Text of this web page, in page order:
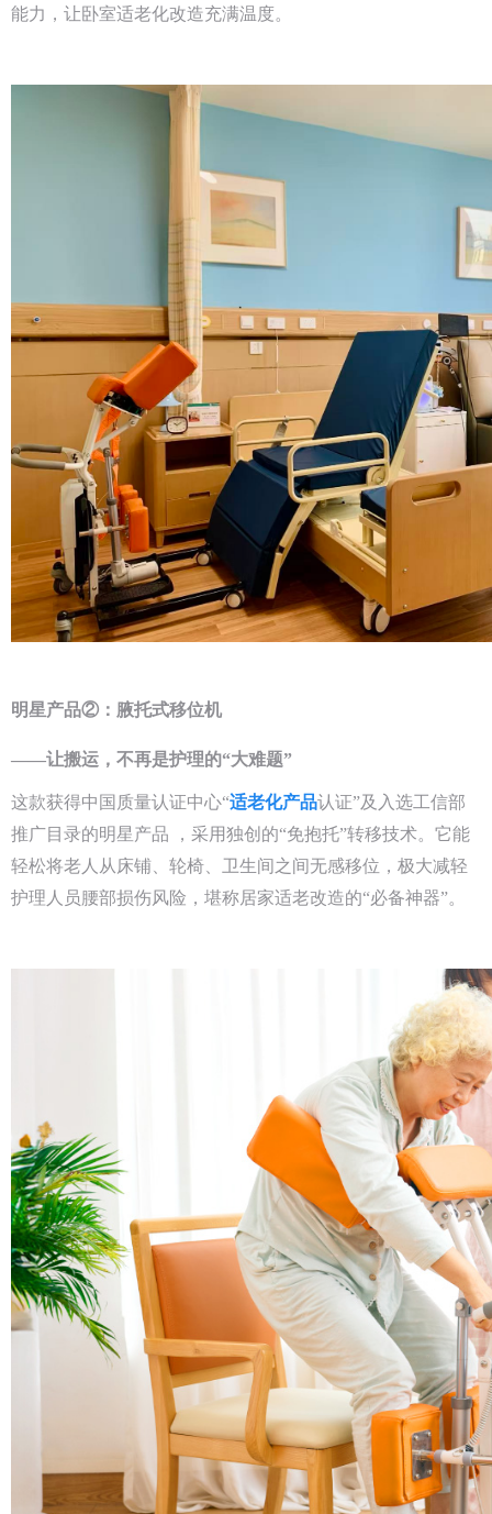
能力，让卧室适老化改造充满温度。
明星产品②：腋托式移位机
——让搬运，不再是护理的“大难题”
这款获得中国质量认证中心“适老化产品认证”及入选工信部
推广目录的明星产品 ，采用独创的“免抱托”转移技术。它能
轻松将老人从床铺、轮椅、卫生间之间无感移位，极大减轻
护理人员腰部损伤风险，堪称居家适老改造的“必备神器”。